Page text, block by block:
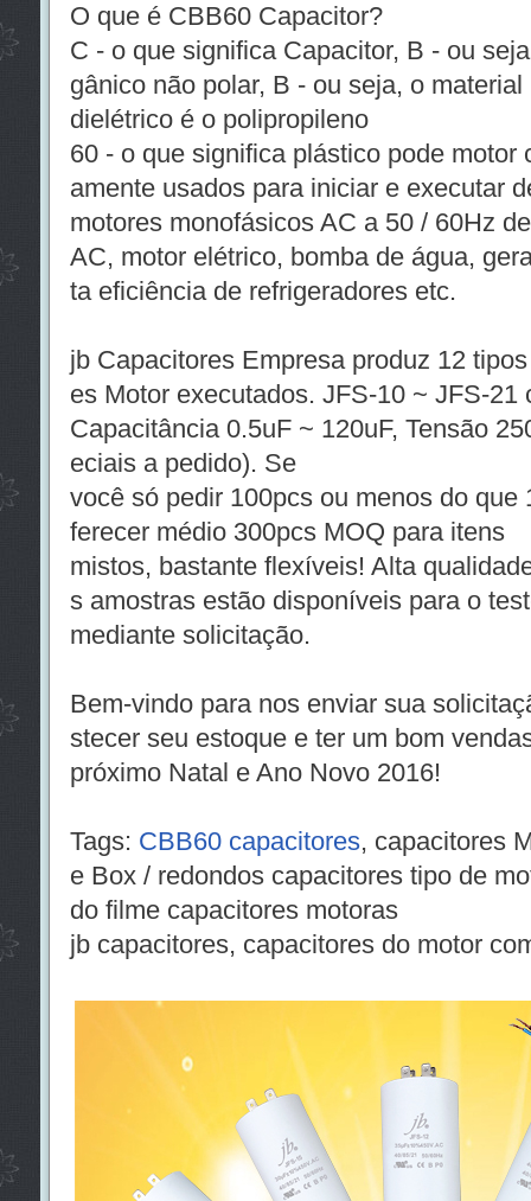
O que é CBB60 Capacitor?
C - o que significa Capacitor, B - ou
gânico não polar, B - ou seja, o material
dielétrico é o polipropileno
60 - o que significa plástico pode motor
amente usados ​​para iniciar e executar
motores monofásicos AC a 50 / 60Hz
AC, motor elétrico, bomba de água,
ta eficiência de refrigeradores etc.
jb Capacitores Empresa produz 12
es Motor executados. JFS-10 ~ JFS-
Capacitância 0.5uF ~ 120uF, Tensão
eciais a pedido). Se
você só pedir 100pcs ou menos do que
ferecer médio 300pcs MOQ para itens
mistos, bastante flexíveis! Alta
s amostras estão disponíveis para o
mediante solicitação.
Bem-vindo para nos enviar sua
stecer seu estoque e ter um bom
próximo Natal e Ano Novo 2016!
Tags: CBB60 capacitores, capacitores
e Box / redondos capacitores tipo de
do filme capacitores motoras
jb capacitores, capacitores do motor